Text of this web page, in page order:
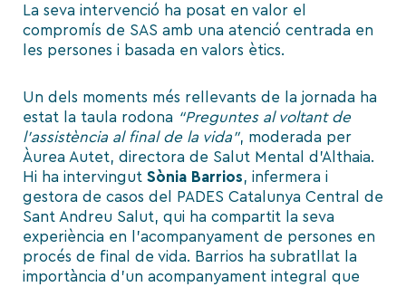
La seva intervenció ha posat en valor el
compromís de SAS amb una atenció centrada en
les persones i basada en valors ètics.
Un dels moments més rellevants de la jornada ha
estat la taula rodona “Preguntes al voltant de
l’assistència al final de la vida”, moderada per
Àurea Autet, directora de Salut Mental d’Althaia.
Hi ha intervingut Sònia Barrios, infermera i
gestora de casos del PADES Catalunya Central de
Sant Andreu Salut, qui ha compartit la seva
experiència en l’acompanyament de persones en
procés de final de vida. Barrios ha subratllat la
importància d’un acompanyament integral que